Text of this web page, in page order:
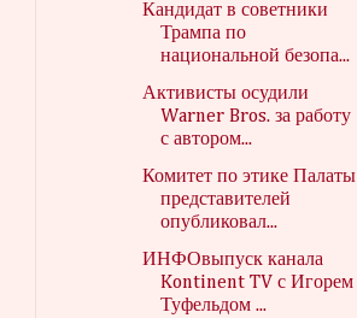
Кандидат в советники
Трампа по
национальной безопа...
Активисты осудили
Warner Bros. за работу
с автором...
Комитет по этике Палаты
представителей
опубликовал...
ИНФОвыпуск канала
Kontinent TV с Игорем
Туфельдом ...